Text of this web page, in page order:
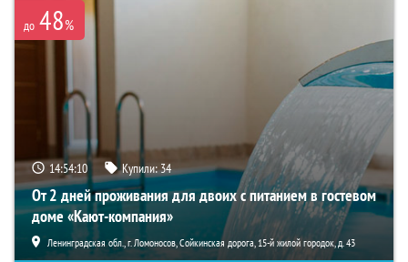
до 48%
14:54:08 Купили:34
От 2 дней проживания для двоих с питанием в гостевом
доме «Кают-компания»
Ленинградская обл., г. Ломоносов, Сойкинская дорога, 15-й жилой городок, д. 43